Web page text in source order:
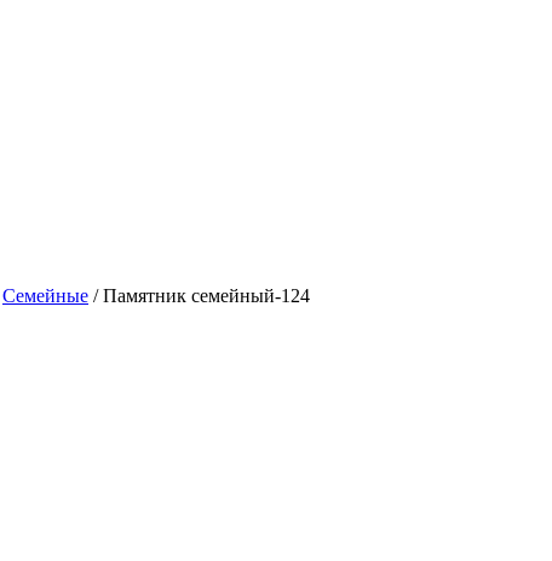
Семейные / Памятник семейный-124